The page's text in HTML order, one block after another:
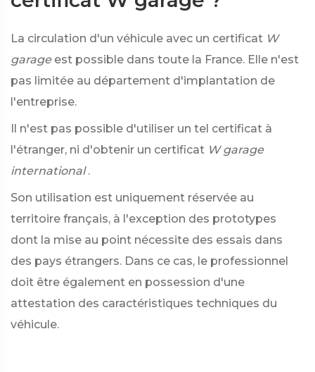
La circulation d'un véhicule avec un certificat W
garage est possible dans toute la France. Elle n'est
pas limitée au département d'implantation de
l'entreprise.
Il n'est pas possible d'utiliser un tel certificat à
l'étranger, ni d'obtenir un certificat W garage
international .
Son utilisation est uniquement réservée au
territoire français, à l'exception des prototypes
dont la mise au point nécessite des essais dans
des pays étrangers. Dans ce cas, le professionnel
doit être également en possession d'une
attestation des caractéristiques techniques du
véhicule.